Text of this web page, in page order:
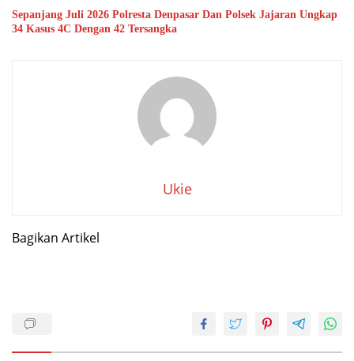
Sepanjang Juli 2026 Polresta Denpasar Dan Polsek Jajaran Ungkap
34 Kasus 4C Dengan 42 Tersangka
Ukie
Bagikan Artikel